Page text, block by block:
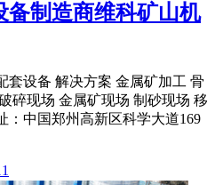
备制造商维科矿山机
套设备 解决方案 金属矿加工 骨
碎现场 金属矿现场 制砂现场 移
：中国郑州高新区科学大道169